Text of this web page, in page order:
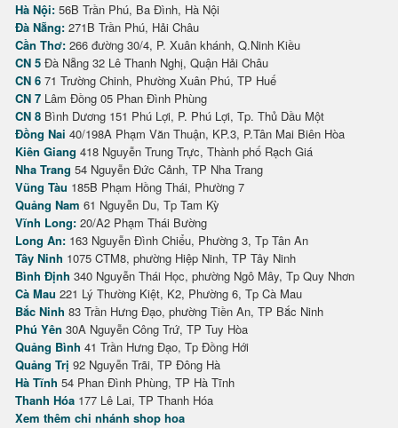
Hà Nội: 56B Trần Phú, Ba Đình, Hà Nội
Đà Nẵng: 271B Trần Phú, Hải Châu
Cần Thơ: 266 đường 30/4, P. Xuân khánh, Q.Ninh Kiều
CN 5 Đà Nẵng 32 Lê Thanh Nghị, Quận Hải Châu
CN 6 71 Trường Chinh, Phường Xuân Phú, TP Huế
CN 7 Lâm Đồng 05 Phan Đình Phùng
CN 8 Bình Dương 151 Phú Lợi, P. Phú Lợi, Tp. Thủ Dầu Một
Đồng Nai 40/198A Phạm Văn Thuận, KP.3, P.Tân Mai Biên Hòa
Kiên Giang 418 Nguyễn Trung Trực, Thành phố Rạch Giá
Nha Trang 54 Nguyễn Đức Cảnh, TP Nha Trang
Vũng Tàu 185B Phạm Hồng Thái, Phường 7
Quảng Nam 61 Nguyễn Du, Tp Tam Kỳ
Vĩnh Long: 20/A2 Phạm Thái Bường
Long An: 163 Nguyễn Đình Chiểu, Phường 3, Tp Tân An
Tây Ninh 1075 CTM8, phường Hiệp Ninh, TP Tây Ninh
Bình Định 340 Nguyễn Thái Học, phường Ngô Mây, Tp Quy Nhơn
Cà Mau 221 Lý Thường Kiệt, K2, Phường 6, Tp Cà Mau
Bắc Ninh 83 Trần Hưng Đạo, phường Tiền An, TP Bắc Ninh
Phú Yên 30A Nguyễn Công Trứ, TP Tuy Hòa
Quảng Bình 41 Trần Hưng Đạo, Tp Đồng Hới
Quảng Trị 92 Nguyễn Trãi, TP Đông Hà
Hà Tĩnh 54 Phan Đình Phùng, TP Hà Tĩnh
Thanh Hóa 177 Lê Lai, TP Thanh Hóa
Xem thêm chi nhánh shop hoa